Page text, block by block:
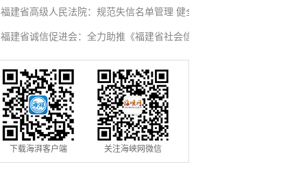
统赋能实体经济
福建省高级人民法院：规范失信名单管理 健全
信用修复机制
福建省诚信促进会：全力助推《福建省社会信
用条例》落地见效
下载海湃客户端 关注海峡网微信